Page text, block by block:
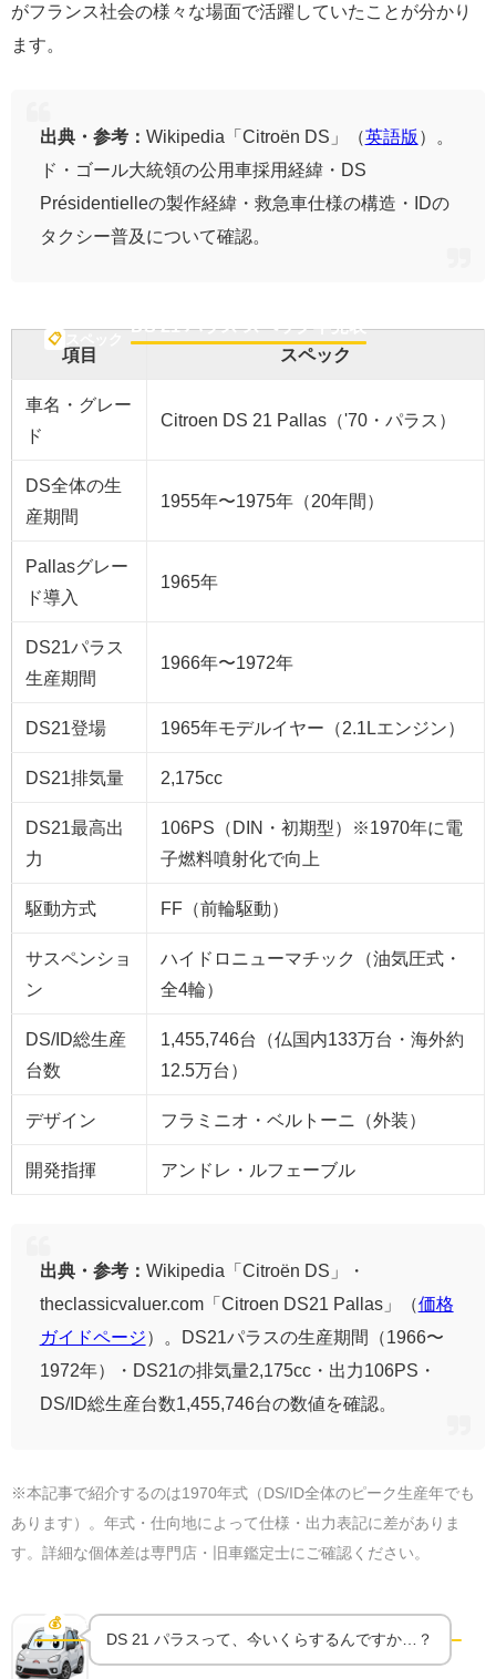
がフランス社会の様々な場面で活躍していたことが分かり
ます。
出典・参考： Wikipedia「Citroën DS」（英語版 ）。
ド・ゴール大統領の公用車採用経緯・DS
Présidentielleの製作経緯・救急車仕様の構造・IDの
タクシー普及について確認。
📋
DS 21 パラス スペック早見表
項目
スペック
車名・グレー
ド
Citroen DS 21 Pallas（'70・パラス）
DS全体の生
産期間
1955年〜1975年（20年間）
Pallasグレー
ド導入
1965年
DS21パラス
生産期間
1966年〜1972年
DS21登場 1965年モデルイヤー（2.1Lエンジン）
DS21排気量 2,175cc
DS21最高出
力
106PS（DIN・初期型）※1970年に電
子燃料噴射化で向上
駆動方式 FF（前輪駆動）
サスペンショ
ン
ハイドロニューマチック（油気圧式・
全4輪）
DS/ID総生産
台数
1,455,746台（仏国内133万台・海外約
12.5万台）
デザイン フラミニオ・ベルトーニ（外装）
開発指揮 アンドレ・ルフェーブル
出典・参考： Wikipedia「Citroën DS」・
theclassicvaluer.com「Citroen DS21 Pallas」（価格
ガイドページ）。DS21パラスの生産期間（1966〜
1972年）・DS21の排気量2,175cc・出力106PS・
DS/ID総生産台数1,455,746台の数値を確認。
※本記事で紹介するのは1970年式（DS/ID全体のピーク生産年でも
あります）。年式・仕向地によって仕様・出力表記に差がありま
す。詳細な個体差は専門店・旧車鑑定士にご確認ください。
💰 中古相場
DS 21 パラスって、今いくらするんですか…？